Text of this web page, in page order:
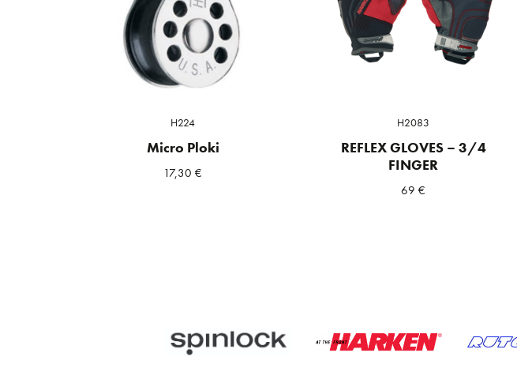
H224
Micro Ploki
17,30€
H2083
REFLEX GLOVES – 3/4
FINGER
69€